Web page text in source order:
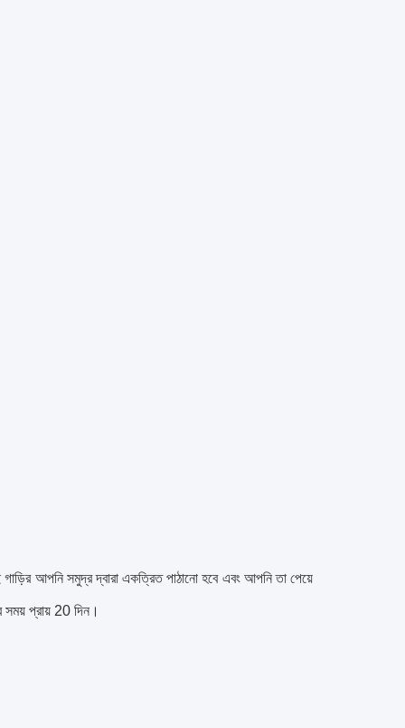
আপনি সমুদ্র দ্বারা একত্রিত পাঠানো হবে এবং আপনি তা পেয়ে
সময় প্রায় 20 দিন।